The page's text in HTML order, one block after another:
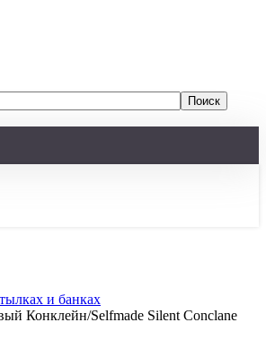
и банках
Конклейн/Selfmade Silent Conclane